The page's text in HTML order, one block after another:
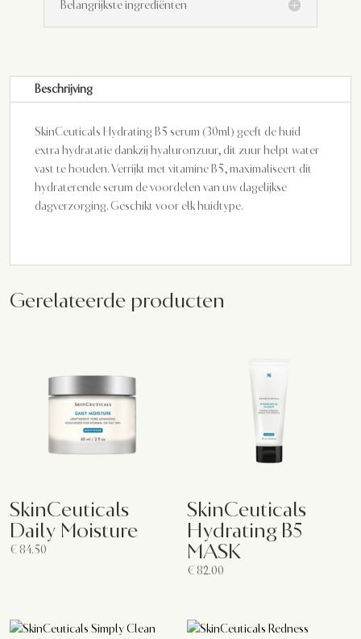
Belangrijkste ingrediënten
Beschrijving
SkinCeuticals Hydrating B5 serum (30ml) geeft de huid
extra hydratatie dankzij hyaluronzuur, dit zuur helpt water
vast te houden. Verrijkt met vitamine B5, maximaliseert dit
hydraterende serum de voordelen van uw dagelijkse
dagverzorging. Geschikt voor elk huidtype.
Gerelateerde producten
SkinCeuticals
Daily Moisture
€ 84.50
SkinCeuticals
Hydrating B5
MASK
€ 82.00